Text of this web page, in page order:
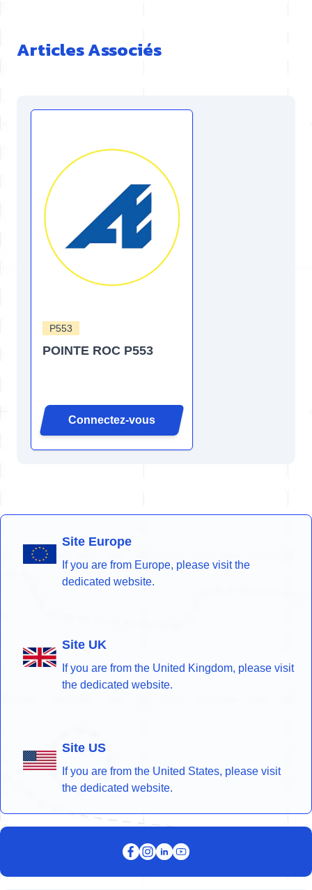
Articles Associés
P553
POINTE ROC P553
Connectez-vous
Site Europe
If you are from Europe, please visit the
dedicated website.
Site UK
If you are from the United Kingdom, please visit
the dedicated website.
Site US
If you are from the United States, please visit
the dedicated website.